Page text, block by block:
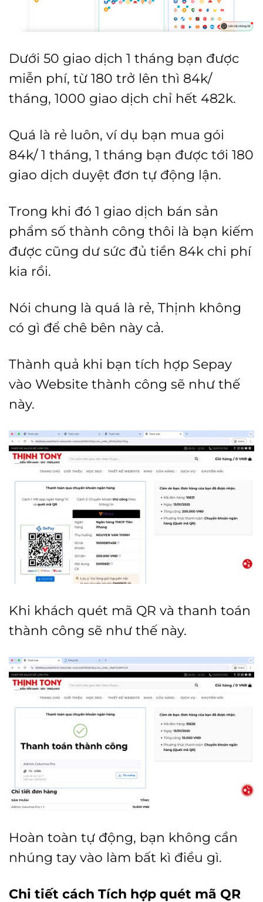
Dưới 50 giao dịch 1 tháng bạn được
miễn phí, từ 180 trở lên thì 84k/
tháng, 1000 giao dịch chỉ hết 482k.
Quá là rẻ luôn, ví dụ bạn mua gói
84k/ 1 tháng, 1 tháng bạn được tới 180
giao dịch duyệt đơn tự động lận.
Trong khi đó 1 giao dịch bán sản
phẩm số thành công thôi là bạn kiếm
được cũng dư sức đủ tiền 84k chi phí
kia rồi.
Nói chung là quá là rẻ, Thịnh không
có gì để chê bên này cả.
Thành quả khi bạn tích hợp Sepay
vào Website thành công sẽ như thế
này.
Khi khách quét mã QR và thanh toán
thành công sẽ như thế này.
Hoàn toàn tự động, bạn không cần
nhúng tay vào làm bất kì điều gì.
Chi tiết cách Tích hợp quét mã QR